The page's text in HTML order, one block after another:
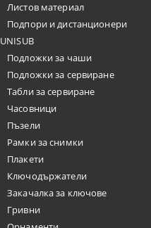
Листов материал
Подпори и дистанционери
UNISUB
Подложки за чаши
Подложки за сервиране
Табли за сервиране
Часовници
Пъзели
Рамки за снимки
Плакети
Ключодържатели
Закачалка за ключове
Гривни